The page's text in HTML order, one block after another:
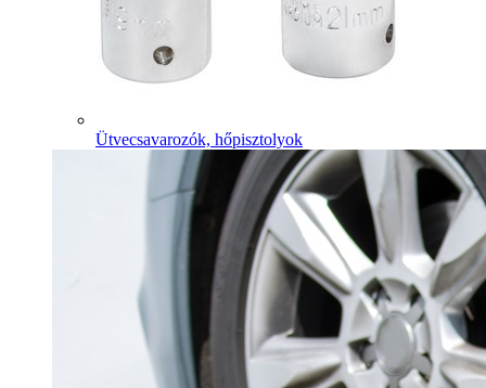
Ütvecsavarozók, hőpisztolyok